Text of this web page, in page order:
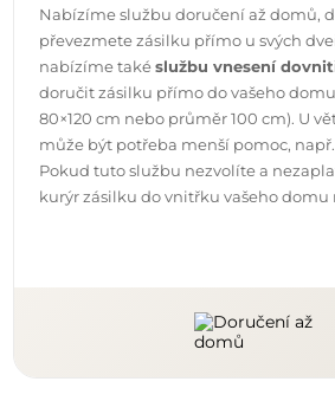
Nabízíme službu doručení až domů,
převezmete zásilku přímo u svých
nabízíme takéslužbu vnesení
doručit zásilku přímo do vašeho
80×120 cm nebo průměr 100 cm). U
může být potřeba menší pomoc,
Pokud tuto službu nezvolíte a
kurýr zásilku do vnitřku vašeho domu